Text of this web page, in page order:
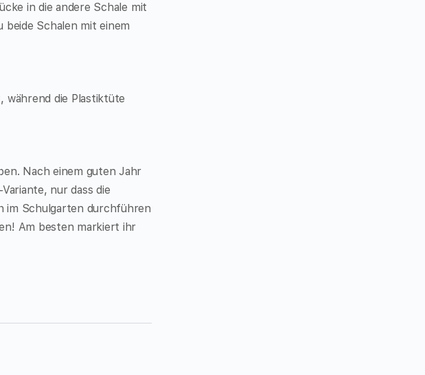
in die andere Schale mit
Schalen mit einem
die Plastiktüte
Nach einem guten Jahr
nur dass die
im Schulgarten durchführen
Am besten markiert ihr